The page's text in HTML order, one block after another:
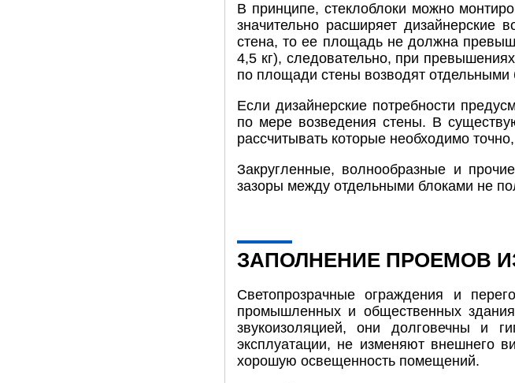
В принципе, стеклоблоки можно
значительно расширяет дизайнерские
стена, то ее площадь не должна
4,5 кг), следовательно, при
по площади стены возводят
Если дизайнерские потребности
по мере возведения стены. В
рассчитывать которые необходимо
Закругленные, волнообразные и
зазоры между отдельными блоками не
ЗАПОЛНЕНИЕ ПРОЕМОВ
Светопрозрачные ограждения и
промышленных и общественных
звукоизоляцией, они долговечны и
эксплуатации, не изменяют внешнего
хорошую освещенность помещений.